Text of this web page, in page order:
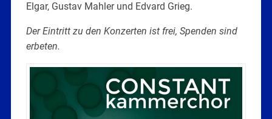
Elgar, Gustav Mahler und Edvard Grieg.
Der Eintritt zu den Konzerten ist frei, Spenden sind
erbeten.